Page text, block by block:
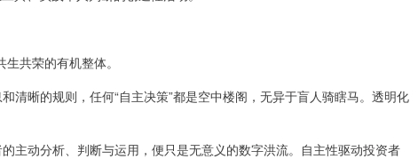
共荣的有机整体。
清晰的规则，任何“自主决策”都是空中楼阁，无异于盲人骑瞎马。透明化
主动分析、判断与运用，便只是无意义的数字洪流。自主性驱动投资者